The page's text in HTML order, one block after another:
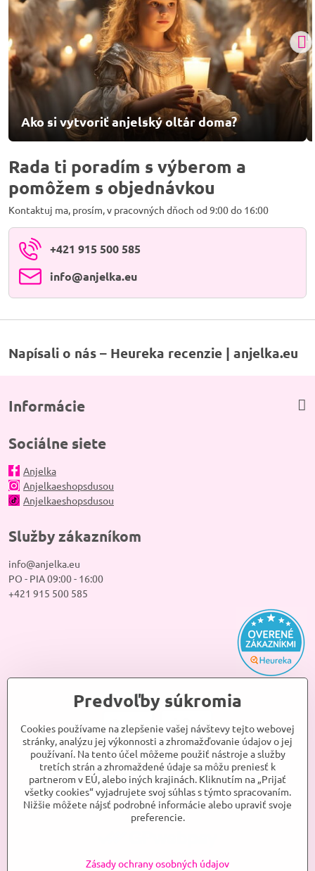
Ako si vytvoriť anjelský oltár doma?
Rada ti poradím s výberom a
pomôžem s objednávkou
Kontaktuj ma, prosím, v pracovných dňoch od 9:00 do 16:00
+421 915 500 585
info​@anjelka​.eu
Napísali o nás – Heureka recenzie | anjelka.eu
Informácie
Sociálne siete
Anjelka
Anjelkaeshopsdusou
Anjelkaeshopsdusou
Služby zákazníkom
info@anjelka.eu
PO - PIA 09:00 - 16:00
+421 915 500 585
Predvoľby súkromia
Cookies používame na zlepšenie vašej návštevy tejto webovej
stránky, analýzu jej výkonnosti a zhromažďovanie údajov o jej
používaní. Na tento účel môžeme použiť nástroje a služby
tretích strán a zhromaždené údaje sa môžu preniesť k
partnerom v EÚ, alebo iných krajinách. Kliknutím na „Prijať
všetky cookies“ vyjadrujete svoj súhlas s týmto spracovaním.
Nižšie môžete nájsť podrobné informácie alebo upraviť svoje
preferencie.
Zásady ochrany osobných údajov